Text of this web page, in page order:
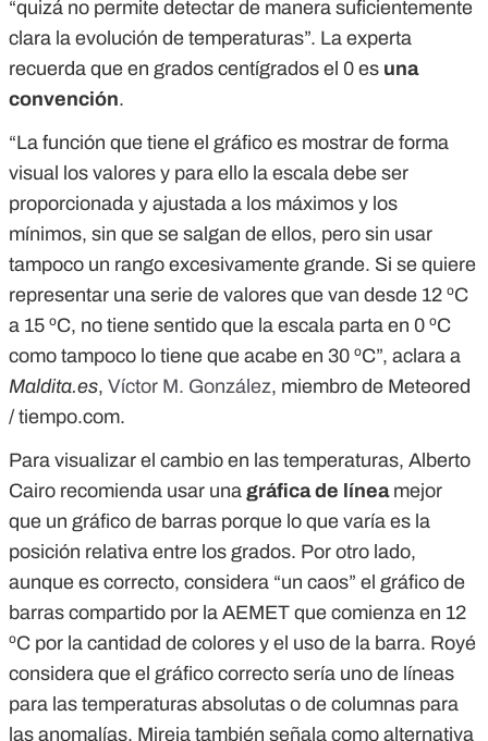
“quizá no permite detectar de manera suficientemente
clara la evolución de temperaturas”. La experta
recuerda que en grados centígrados el 0 es una
convención.
“La función que tiene el gráfico es mostrar de forma
visual los valores y para ello la escala debe ser
proporcionada y ajustada a los máximos y los
mínimos, sin que se salgan de ellos, pero sin usar
tampoco un rango excesivamente grande. Si se quiere
representar una serie de valores que van desde 12 ºC
a 15 ºC, no tiene sentido que la escala parta en 0 ºC
como tampoco lo tiene que acabe en 30 ºC”, aclara a
Maldita.es, Víctor M. González, miembro de Meteored
/ tiempo.com.
Para visualizar el cambio en las temperaturas, Alberto
Cairo recomienda usar una gráfica de líneamejor
que un gráfico de barras porque lo que varía es la
posición relativa entre los grados. Por otro lado,
aunque es correcto, considera “un caos” el gráfico de
barras compartido por la AEMET que comienza en 12
ºC por la cantidad de colores y el uso de la barra. Royé
considera que el gráfico correcto sería uno de líneas
para las temperaturas absolutas o de columnas para
las anomalías. Mireia también señala como alternativa